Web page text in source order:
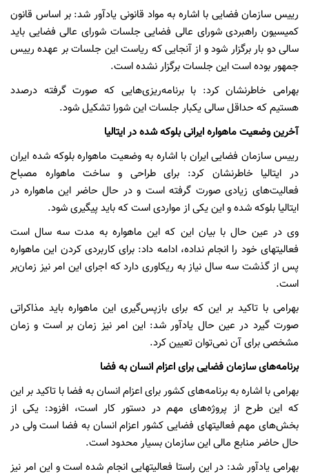
رییس سازمان فضایی با اشاره به مواد قانونی یادآور شد: بر اساس قانون
کمیسیون راهبردی شورای عالی فضایی جلسات شورای عالی فضایی باید
سالی دو بار برگزار شود و از آنجایی که ریاست این جلسات بر عهده رییس
جمهور بوده است این جلسات برگزار نشده است.
بهرامی خاطرنشان کرد: با برنامه‌ریزی‌هایی که صورت گرفته درصدد
هستیم که حداقل سالی یکبار جلسات این شورا تشکیل شود.
آخرین وضعیت ماهواره ایرانی بلوکه شده در ایتالیا
رییس سازمان فضایی ایران با اشاره به وضعیت ماهواره بلوکه شده ایران
در ایتالیا خاطرنشان کرد: برای طراحی و ساخت ماهواره مصباح
فعالیت‌های زیادی صورت گرفته است و در حال حاضر این ماهواره در
ایتالیا بلوکه شده و این یکی از مواردی است که باید پیگیری شود.
وی در عین حال با بیان این که این ماهواره به مدت سه سال است
فعالیتهای خود را انجام نداده، ادامه داد: برای کاربردی کردن این ماهواره
پس از گذشت سه سال نیاز به ریکاوری دارد که اجرای این امر نیز زمان‌بر
است.
بهرامی با تاکید بر این که برای بازپس‌گیری این ماهواره باید مذاکراتی
صورت گیرد در عین حال یادآور شد: این امر نیز زمان بر است و زمان
مشخصی برای آن نمی‌توان تعیین کرد.
برنامه‌های سازمان فضایی برای اعزام انسان به فضا
بهرامی با اشاره به برنامه‌های کشور برای اعزام انسان به فضا با تاکید بر این
که این طرح از پروژه‌های مهم در دستور کار است، افزود: یکی از
بخش‌های مهم فعالیتهای فضایی کشور اعزام انسان به فضا است ولی در
حال حاضر منابع مالی این سازمان بسیار محدود است.
بهرامی یادآور شد: در این راستا فعالیتهایی انجام شده است و این امر نیز